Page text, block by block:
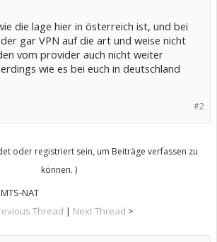
die lage hier in österreich ist, und bei
gar VPN auf die art und weise nicht
vom provider auch nicht weiter
wie es bei euch in deutschland
#2
oder registriert sein, um Beiträge verfassen zu
können. )
NAT
Thread | Next Thread >